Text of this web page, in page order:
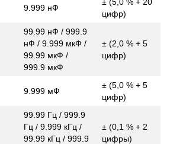
9.999 нФ
цифр)
99.99 нФ / 999.9
нФ / 9.999 мкФ /
99.99 мкФ /
999.9 мкФ
± (2,0 % + 5
цифр)
9.999 мФ
± (5,0 % + 5
цифр)
99.99 Гц / 999.9
Гц / 9.999 кГц /
99.99 кГц / 999.9
± (0,1 % + 2
цифры)